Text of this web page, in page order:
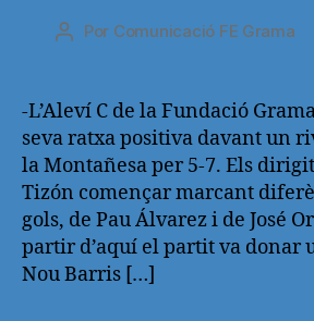
Autor
entrada
Por Comunicació FE Grama
-L’Aleví C de la Fundació
seva ratxa positiva davant un
la Montañesa per 5-7. Els
Tizón començar marcant
gols, de Pau Álvarez i de José
partir d’aquí el partit va donar
Nou Barris […]